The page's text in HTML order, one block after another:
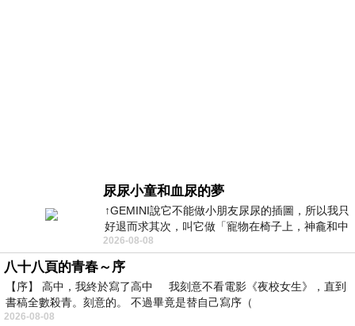
尿尿小童和血尿的夢
↑GEMINI說它不能做小朋友尿尿的插圖，所以我只
好退而求其次，叫它做「寵物在椅子上，神龕和中
年人臉孔」的畫了。 六月底
2026-08-08
八十八頁的青春～序
【序】 高中，我終於寫了高中 我刻意不看電影《夜校女生》，直到
書稿全數殺青。刻意的。 不過畢竟是替自己寫序（
2026-08-08